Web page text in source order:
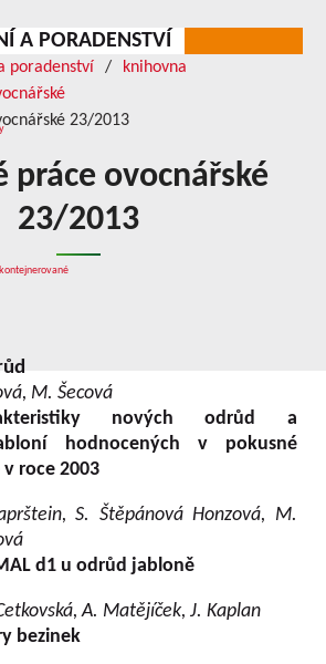
A PORADENSTVÍ
poradenství
knihovna
23/2013
práce ovocnářské
23/2013
M. Šecová
nových odrůd a
hodnocených v pokusné
roce 2003
S. Štěpánová Honzová, M.
d1 u odrůd jabloně
A. Matějíček, J. Kaplan
bezinek